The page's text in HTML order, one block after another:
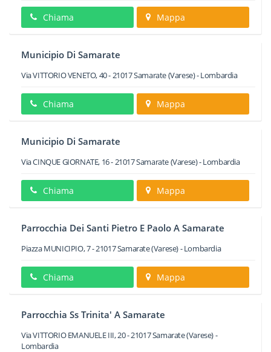
Chiama Mappa
Municipio Di Samarate
Via VITTORIO VENETO, 40-21017Samarate(Varese) -Lombardia
Chiama Mappa
Municipio Di Samarate
Via CINQUE GIORNATE, 16-21017Samarate(Varese) -Lombardia
Chiama Mappa
Parrocchia Dei Santi Pietro E Paolo A Samarate
Piazza MUNICIPIO, 7-21017Samarate(Varese) -Lombardia
Chiama Mappa
Parrocchia Ss Trinita' A Samarate
Via VITTORIO EMANUELE III, 20-21017Samarate(Varese) -
Lombardia